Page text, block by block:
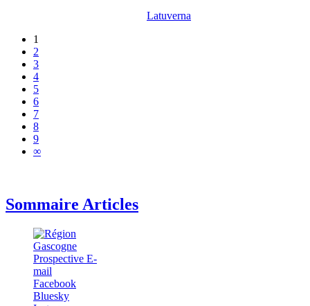
Latuverna
1
2
3
4
5
6
7
8
9
∞
Sommaire Articles